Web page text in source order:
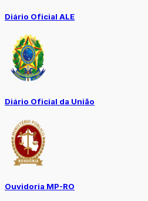
Diário Oficial ALE
Diário Oficial da União
Ouvidoria MP-RO